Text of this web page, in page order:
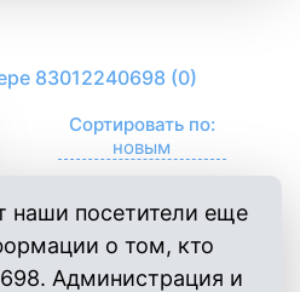
83012240698 (0)
Сортировать по:
наши посетители еще
о том, кто
Администрация и